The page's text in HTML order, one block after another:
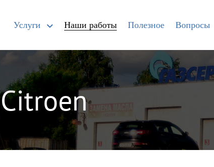
Услуги Наши работы Полезное Вопросы
Citroen